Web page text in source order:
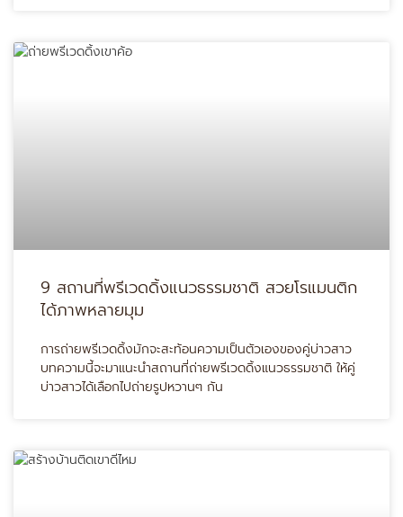
9 สถานที่พรีเวดดิ้งแนวธรรมชาติ สวยโรแมนติก
ได้ภาพหลายมุม
การถ่ายพรีเวดดิ้งมักจะสะท้อนความเป็นตัวเองของคู่บ่าวสาว
บทความนี้จะมาแนะนำสถานที่ถ่ายพรีเวดดิ้งแนวธรรมชาติ ให้คู่
บ่าวสาวได้เลือกไปถ่ายรูปหวานๆ กัน